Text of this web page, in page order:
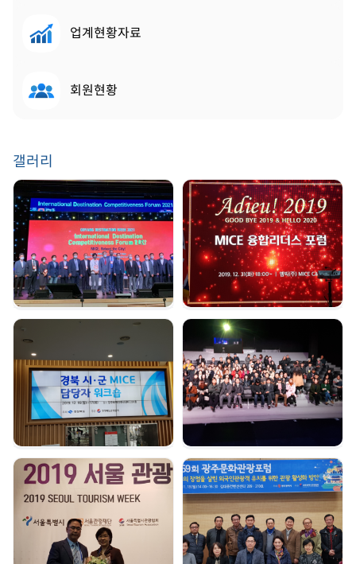
업계현황자료
회원현황
갤러리
GDW 2021 | 2021.
08. 25
송년회 | 2019. 12. 31
경북시군 마이스 담당자
워크숍 | 2019. 12. 16
여수 마이스육성포럼 |
2019. 12. 05
서울관광대상 수상 |
2019. 12. 04
광주문화관광포럼 |
2019. 11. 18